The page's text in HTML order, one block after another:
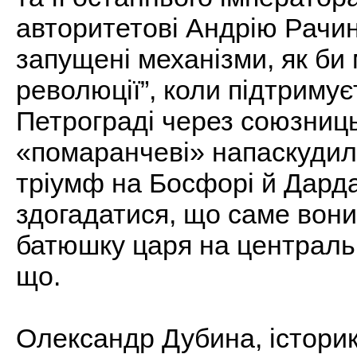
авторитетові Андрію
запущені механізми, як би
революції”, коли
Петрограді через
«помаранчеві»
тріумф на Босфорі й
здогадатися, що саме
батюшку царя на
що.
Олександр Дубина,